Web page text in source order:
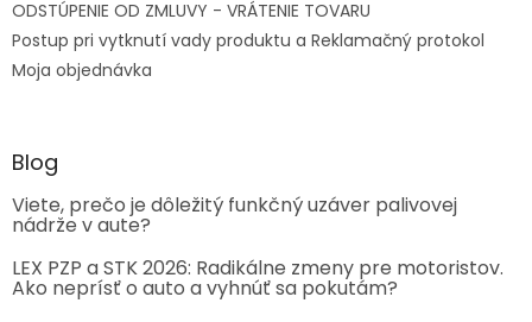
ODSTÚPENIE OD ZMLUVY - VRÁTENIE TOVARU
Postup pri vytknutí vady produktu a Reklamačný protokol
Moja objednávka
Blog
Viete, prečo je dôležitý funkčný uzáver palivovej
nádrže v aute?
LEX PZP a STK 2026: Radikálne zmeny pre motoristov.
Ako neprísť o auto a vyhnúť sa pokutám?